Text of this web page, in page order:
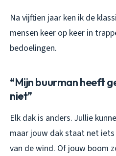
Na vijftien jaar ken ik de
mensen keer op keer in
bedoelingen.
“Mijn buurman heeft
niet”
Elk dak is anders. Jullie
maar jouw dak staat net
van de wind. Of jouw boom